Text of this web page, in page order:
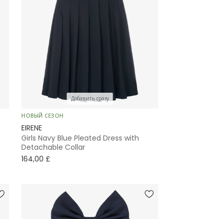
Добавить сразу
НОВЫЙ СЕЗОН
EIRENE
Girls Navy Blue Pleated Dress with
Detachable Collar
164,00 £